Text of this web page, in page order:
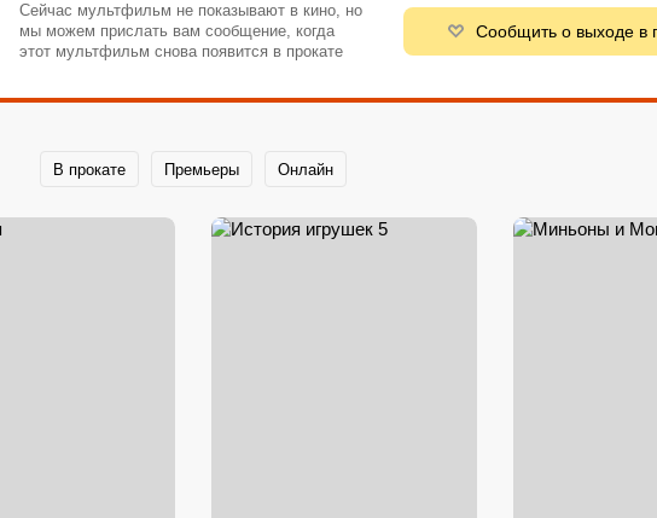
Сейчас мультфильм не показывают в кино, но
мы можем прислать вам сообщение, когда
этот мультфильм снова появится в прокате
Сообщить о выходе в
В прокате Премьеры Онлайн